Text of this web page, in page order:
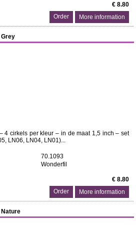
€ 8.80
More information
Grey
4 cirkels per kleur – in de maat 1,5 inch – set
LN06, LN04, LN01)...
70.1093
Wonderfil
€ 8.80
More information
Nature